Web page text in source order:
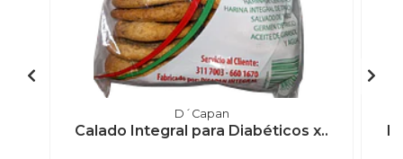
D´Capan
Calado Integral para Diabéticos x..